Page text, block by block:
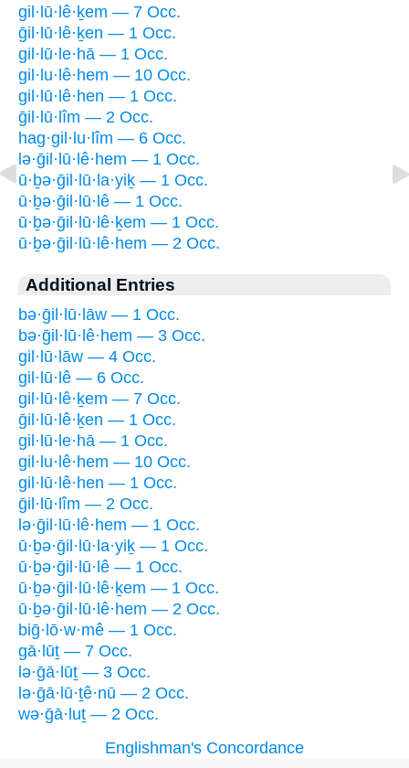
gil·lū·lê·ḵem — 7 Occ.
ḡil·lū·lê·ḵen — 1 Occ.
gil·lū·le·hā — 1 Occ.
gil·lu·lê·hem — 10 Occ.
gil·lū·lê·hen — 1 Occ.
ḡil·lū·lîm — 2 Occ.
hag·gil·lu·lîm — 6 Occ.
lə·ḡil·lū·lê·hem — 1 Occ.
ū·ḇə·ḡil·lū·la·yiḵ — 1 Occ.
ū·ḇə·ḡil·lū·lê — 1 Occ.
ū·ḇə·ḡil·lū·lê·ḵem — 1 Occ.
ū·ḇə·ḡil·lū·lê·hem — 2 Occ.
Additional Entries
bə·ḡil·lū·lāw — 1 Occ.
bə·ḡil·lū·lê·hem — 3 Occ.
gil·lū·lāw — 4 Occ.
gil·lū·lê — 6 Occ.
gil·lū·lê·ḵem — 7 Occ.
ḡil·lū·lê·ḵen — 1 Occ.
gil·lū·le·hā — 1 Occ.
gil·lu·lê·hem — 10 Occ.
gil·lū·lê·hen — 1 Occ.
ḡil·lū·lîm — 2 Occ.
lə·ḡil·lū·lê·hem — 1 Occ.
ū·ḇə·ḡil·lū·la·yiḵ — 1 Occ.
ū·ḇə·ḡil·lū·lê — 1 Occ.
ū·ḇə·ḡil·lū·lê·ḵem — 1 Occ.
ū·ḇə·ḡil·lū·lê·hem — 2 Occ.
biḡ·lō·w·mê — 1 Occ.
gā·lūṯ — 7 Occ.
lə·ḡā·lūṯ — 3 Occ.
lə·ḡā·lū·ṯê·nū — 2 Occ.
wə·ḡā·luṯ — 2 Occ.
Englishman's Concordance